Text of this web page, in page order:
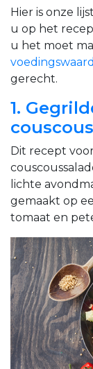
Hier is onze
u op het
u het moet
gerecht.
1.
Dit recept
lichte
gemaakt op
tomaat en